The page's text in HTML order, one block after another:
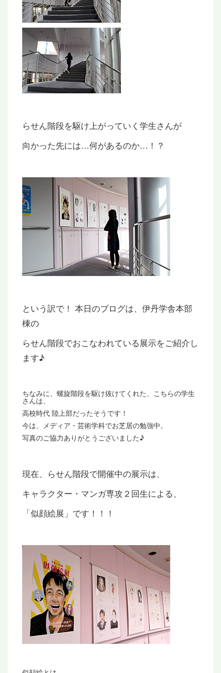
らせん階段を駆け上がっていく学生さんが
向かった先には…何があるのか…！？
という訳で！ 本日のブログは、伊丹学舎本部
棟の
らせん階段でおこなわれている展示をご紹介し
ます♪
ちなみに、螺旋階段を駆け抜けてくれた、こちらの学生
さんは、
高校時代 陸上部だったそうです！
今は、メディア・芸術学科でお芝居の勉強中。
写真のご協力ありがとうございました♪
現在、らせん階段で開催中の展示は、
キャラクター・マンガ専攻２回生による、
「似顔絵展」です！！！